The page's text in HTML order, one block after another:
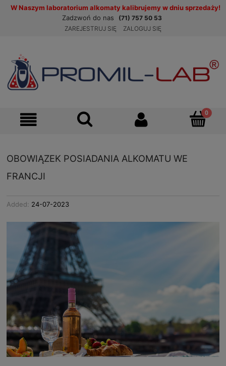
W Naszym laboratorium alkomaty kalibrujemy w dniu sprzedaży!
Zadzwoń do nas
(71) 757 50 53
ZAREJESTRUJ SIĘ
ZALOGUJ SIĘ
OBOWIĄZEK POSIADANIA ALKOMATU WE
FRANCJI
Added: 24-07-2023